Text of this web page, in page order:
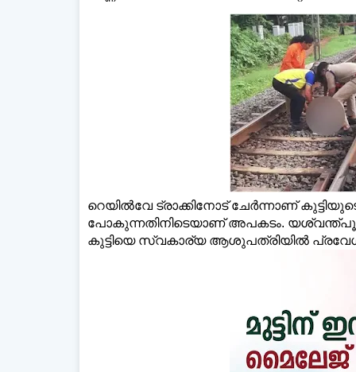
റെയില്‍വേ ട്രാക്കിനോട് ചേർന്നാണ്
പോകുന്നതിനിടെയാണ് അപകടം.
കുട്ടിയെ സ്വകാര്യ ആശുപത്രിയില്‍